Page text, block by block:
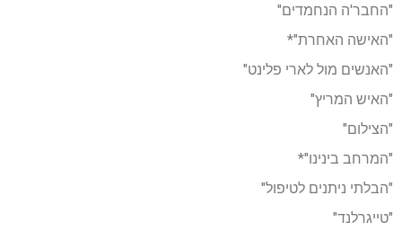
"החבר'ה הנחמדים"
"האישה האחרת"*
"האנשים מול לארי פלינט"
"האיש המריץ"
"הצילום"
"המרחב בינינו"*
"הבלתי ניתנים לטיפול"
"טייגרלנד"